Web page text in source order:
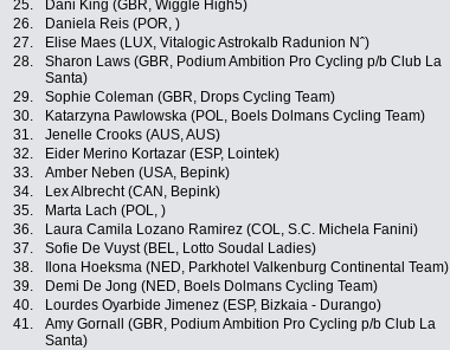
25.
Dani King (GBR, Wiggle High5)
26.
Daniela Reis (POR, )
27.
Elise Maes (LUX, Vitalogic Astrokalb Radunion Nˆ)
28.
Sharon Laws (GBR, Podium Ambition Pro Cycling p/b Club La
Santa)
29. Sophie Coleman (GBR, Drops Cycling Team)
30.
Katarzyna Pawlowska (POL, Boels Dolmans Cycling Team)
31.
Jenelle Crooks (AUS, AUS)
32.
Eider Merino Kortazar (ESP, Lointek)
33.
Amber Neben (USA, Bepink)
34.
Lex Albrecht (CAN, Bepink)
35.
Marta Lach (POL, )
36.
Laura Camila Lozano Ramirez (COL, S.C. Michela Fanini)
37.
Sofie De Vuyst (BEL, Lotto Soudal Ladies)
38.
Ilona Hoeksma (NED, Parkhotel Valkenburg Continental Team)
39.
Demi De Jong (NED, Boels Dolmans Cycling Team)
40.
Lourdes Oyarbide Jimenez (ESP, Bizkaia - Durango)
41.
Amy Gornall (GBR, Podium Ambition Pro Cycling p/b Club La
Santa)